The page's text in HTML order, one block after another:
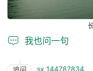
 我也问一句
追问 sx_144787834